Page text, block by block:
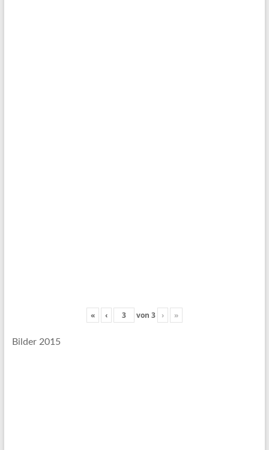
« ‹ von 3 › »
Bilder 2015